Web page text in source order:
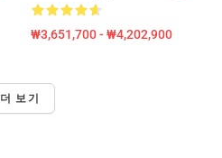
₩3,651,700 - ₩4,202,900
더 보기